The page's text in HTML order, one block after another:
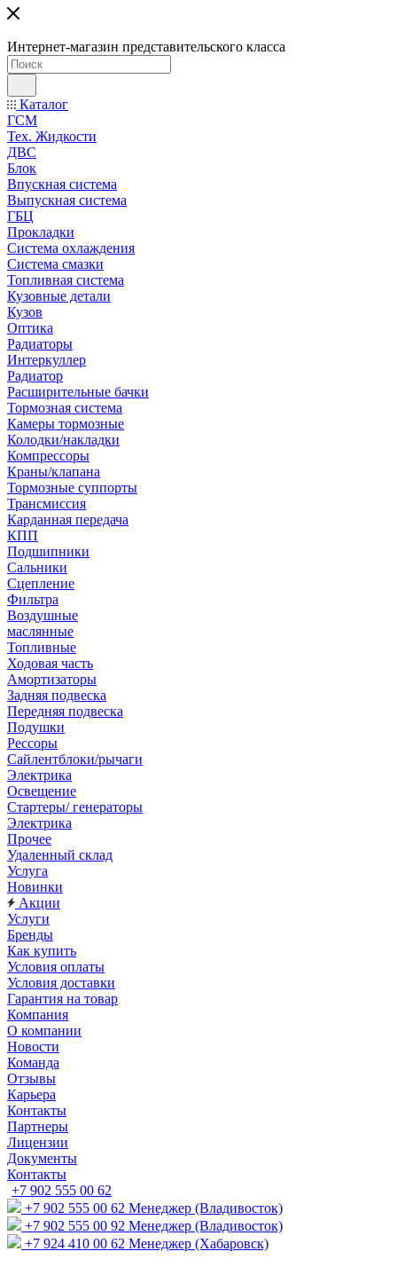
Интернет-магазин представительского класса
Каталог
ГСМ
Тех. Жидкости
ДВС
Блок
Впускная система
Выпускная система
ГБЦ
Прокладки
Система охлаждения
Система смазки
Топливная система
Кузовные детали
Кузов
Оптика
Радиаторы
Интеркуллер
Радиатор
Расширительные бачки
Тормозная система
Камеры тормозные
Колодки/накладки
Компрессоры
Краны/клапана
Тормозные суппорты
Трансмиссия
Карданная передача
КПП
Подшипники
Сальники
Сцепление
Фильтра
Воздушные
маслянные
Топливные
Ходовая часть
Амортизаторы
Задняя подвеска
Передняя подвеска
Подушки
Рессоры
Сайлентблоки/рычаги
Электрика
Освещение
Стартеры/ генераторы
Электрика
Прочее
Удаленный склад
Услуга
Новинки
Акции
Услуги
Бренды
Как купить
Условия оплаты
Условия доставки
Гарантия на товар
Компания
О компании
Новости
Команда
Отзывы
Карьера
Контакты
Партнеры
Лицензии
Документы
Контакты
+7 902 555 00 62
+7 902 555 00 62 Менеджер (Владивосток)
+7 902 555 00 92 Менеджер (Владивосток)
+7 924 410 00 62 Менеджер (Хабаровск)